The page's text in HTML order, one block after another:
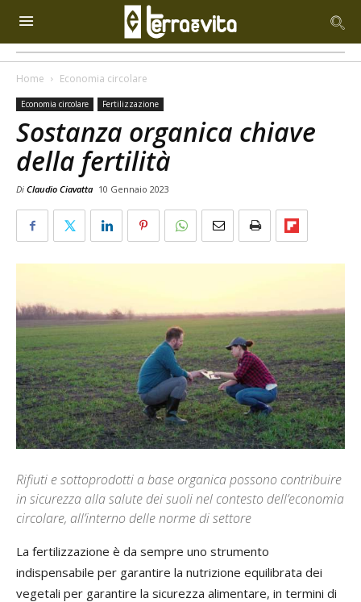
Home Economia circolare
Economia circolare Fertilizzazione
Sostanza organica chiave
della fertilità
Di Claudio Ciavatta 10 Gennaio 2023
Rifiuti e sottoprodotti a base organica possono contribuire
in sicurezza alla salute dei suoli nel contesto dell’economia
circolare, all’interno delle norme di settore
La fertilizzazione è da sempre uno strumento
indispensabile per garantire la nutrizione equilibrata dei
vegetali per garantire la sicurezza alimentare, in termini di